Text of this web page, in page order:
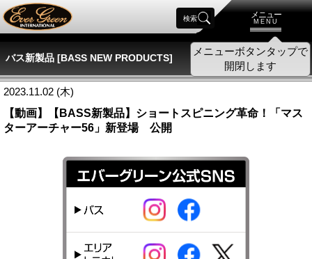
メニュー
MENU
メニューボタンタップで
開閉します
検索
バス新製品 [BASS NEW PRODUCTS]
2023.11.02 (木)
【動画】【BASS新製品】ショートスピニング革命！「マス
ターアーチャー56」新登場 公開